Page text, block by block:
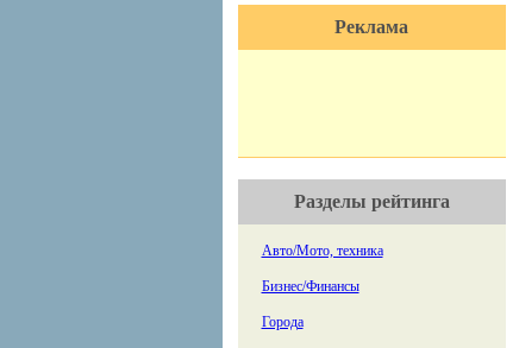
Реклама
Разделы рейтинга
Авто/Мото, техника
Бизнес/Финансы
Города